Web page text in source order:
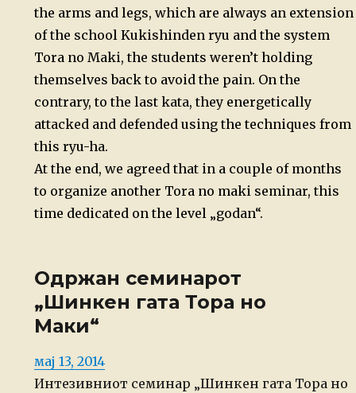
the arms and legs, which are always an extension
of the school Kukishinden ryu and the system
Tora no Maki, the students weren’t holding
themselves back to avoid the pain. On the
contrary, to the last kata, they energetically
attacked and defended using the techniques from
this ryu-ha.
At the end, we agreed that in a couple of months
to organize another Tora no maki seminar, this
time dedicated on the level „godan“.
Одржан семинарот
„Шинкен гата Тора но
Маки“
Posted
on
мај 13, 2014
Интезивниот семинар „Шинкен гата Тора но